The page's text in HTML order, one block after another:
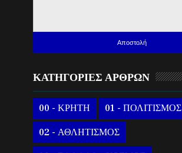
ΚΑΤΗΓΟΡΙΕΣ ΑΡΘΡΩΝ
00 - ΚΡΗΤΗ 01 - ΠΟΛΙΤΙΣΜΟΣ
02 - ΑΘΛΗΤΙΣΜΟΣ